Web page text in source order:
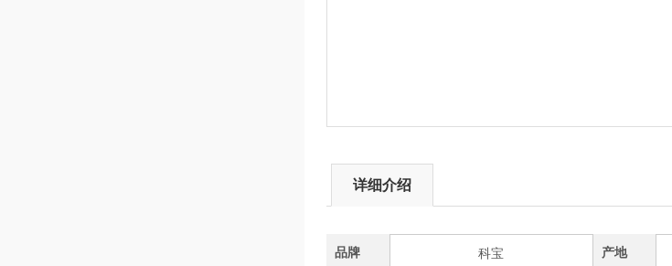
详细介绍
品牌 科宝 产地